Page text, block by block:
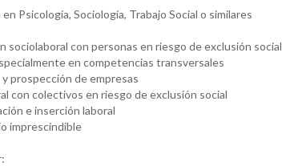
Psicología, Sociología, Trabajo Social o similares
sociolaboral con personas en riesgo de exclusión social
en competencias transversales
prospección de empresas
con colectivos en riesgo de exclusión social
e inserción laboral
imprescindible